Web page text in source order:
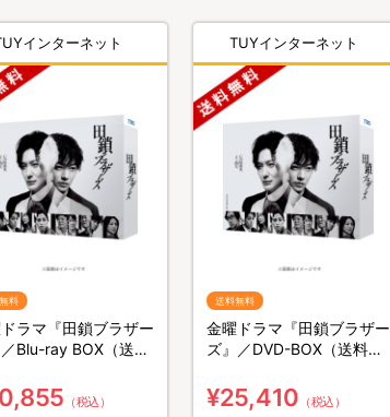
インターネット
料
ラマ『田鎖ブラザー
Blu-ray BOX（送料
（税込）
TUYインターネット
送料無料
金曜ドラマ『田鎖ブラザー
ズ』／DVD-BOX（送料無
¥25,410 （税込）